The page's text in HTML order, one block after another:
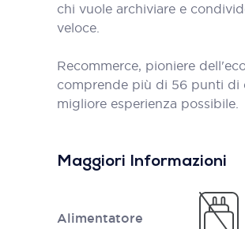
chi vuole archiviare e
veloce.
Recommerce, pioniere
comprende più di 56 punti di
migliore esperienza possibile.
Maggiori Informazioni
Alimentatore